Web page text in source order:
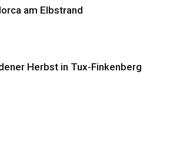
am Elbstrand
Herbst in Tux-Finkenberg